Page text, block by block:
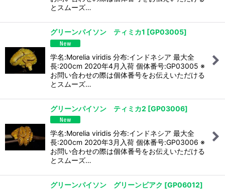
とスムーズ…
グリーンパイソン ティミカ1 [GP03005]
学名:Morelia viridis 分布:インドネシア 最大全
長:200cm 2020年4月入荷 個体番号:GP03005 ※
お問い合わせの際は個体番号をお伝えいただける
とスムーズ…
グリーンパイソン ティミカ2 [GP03006]
学名:Morelia viridis 分布:インドネシア 最大全
長:200cm 2020年3月入荷 個体番号:GP03006 ※
お問い合わせの際は個体番号をお伝えいただける
とスムーズ…
グリーンパイソン グリーンビアク [GP06012]